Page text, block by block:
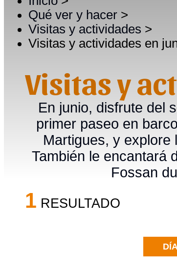
Qué ver y hacer >
Visitas y actividades >
Visitas y actividades en
Visitas y
En junio, disfrute del
primer paseo en
Martigues, y explore
También le encantará
Fossan
1 RESULTADO
DÍA